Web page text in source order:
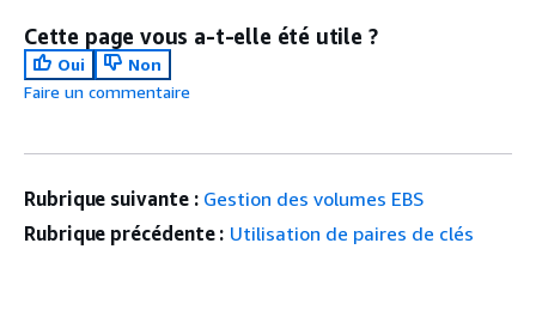
Cette page vous a-t-elle été utile ?
Oui
Non
Faire un commentaire
Rubrique suivante : Gestion des volumes EBS
Rubrique précédente : Utilisation de paires de clés